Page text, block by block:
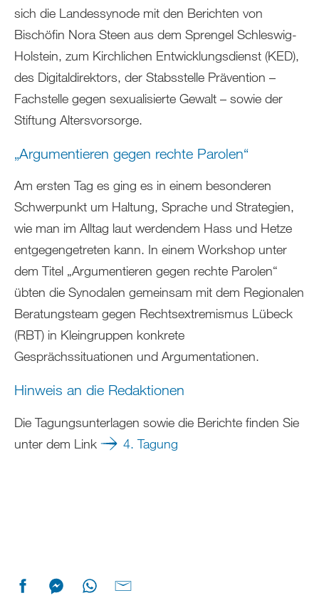
sich die Landessynode mit den Berichten von
Bischöfin Nora Steen aus dem Sprengel Schleswig-
Holstein, zum Kirchlichen Entwicklungsdienst (KED),
des Digitaldirektors, der Stabsstelle Prävention –
Fachstelle gegen sexualisierte Gewalt – sowie der
Stiftung Altersvorsorge.
„Argumentieren gegen rechte Parolen“
Am ersten Tag es ging es in einem besonderen
Schwerpunkt um Haltung, Sprache und Strategien,
wie man im Alltag laut werdendem Hass und Hetze
entgegengetreten kann. In einem Workshop unter
dem Titel „Argumentieren gegen rechte Parolen“
übten die Synodalen gemeinsam mit dem Regionalen
Beratungsteam gegen Rechtsextremismus Lübeck
(RBT) in Kleingruppen konkrete
Gesprächssituationen und Argumentationen.
Hinweis an die Redaktionen
Die Tagungsunterlagen sowie die Berichte finden Sie
unter dem Link
4. Tagung